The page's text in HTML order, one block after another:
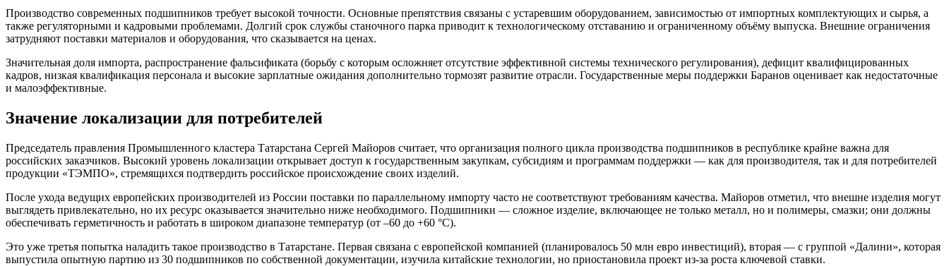
Производство современных подшипников требует высокой точности. Основные препятствия связаны с устаревшим оборудованием, зависимостью от импортных комплектующих и сырья, а
также регуляторными и кадровыми проблемами. Долгий срок службы станочного парка приводит к технологическому отставанию и ограниченному объёму выпуска. Внешние ограничения
затрудняют поставки материалов и оборудования, что сказывается на ценах.
Значительная доля импорта, распространение фальсификата (борьбу с которым осложняет отсутствие эффективной системы технического регулирования), дефицит квалифицированных
кадров, низкая квалификация персонала и высокие зарплатные ожидания дополнительно тормозят развитие отрасли. Государственные меры поддержки Баранов оценивает как недостаточные
и малоэффективные.
Значение локализации для потребителей
Председатель правления Промышленного кластера Татарстана Сергей Майоров считает, что организация полного цикла производства подшипников в республике крайне важна для
российских заказчиков. Высокий уровень локализации открывает доступ к государственным закупкам, субсидиям и программам поддержки — как для производителя, так и для потребителей
продукции «ТЭМПО», стремящихся подтвердить российское происхождение своих изделий.
После ухода ведущих европейских производителей из России поставки по параллельному импорту часто не соответствуют требованиям качества. Майоров отметил, что внешне изделия могут
выглядеть привлекательно, но их ресурс оказывается значительно ниже необходимого. Подшипники — сложное изделие, включающее не только металл, но и полимеры, смазки; они должны
обеспечивать герметичность и работать в широком диапазоне температур (от –60 до +60 °C).
Это уже третья попытка наладить такое производство в Татарстане. Первая связана с европейской компанией (планировалось 50 млн евро инвестиций), вторая — с группой «Далини», которая
выпустила опытную партию из 30 подшипников по собственной документации, изучила китайские технологии, но приостановила проект из-за роста ключевой ставки.